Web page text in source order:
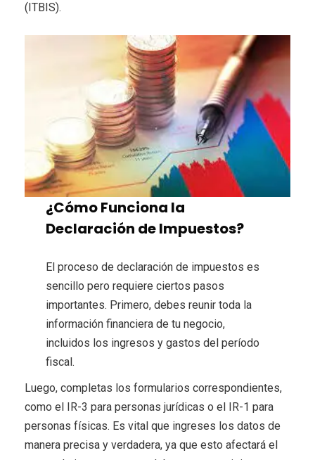
(ITBIS).
¿Cómo Funciona la
Declaración de Impuestos?
El proceso de declaración de impuestos es
sencillo pero requiere ciertos pasos
importantes. Primero, debes reunir toda la
información financiera de tu negocio,
incluidos los ingresos y gastos del período
fiscal.
Luego, completas los formularios correspondientes,
como el IR-3 para personas jurídicas o el IR-1 para
personas físicas. Es vital que ingreses los datos de
manera precisa y verdadera, ya que esto afectará el